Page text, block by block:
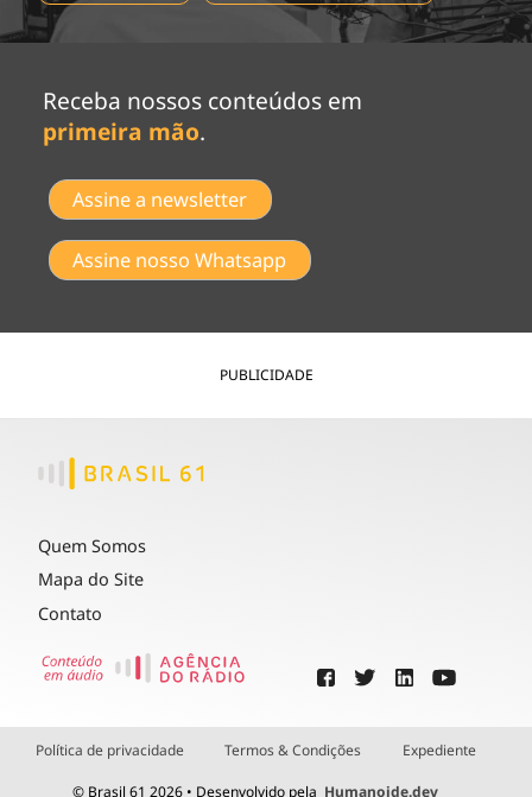
Receba nossos conteúdos em
primeira mão.
Assine a newsletter
Assine nosso Whatsapp
PUBLICIDADE
Quem Somos
Mapa do Site
Contato
Política de privacidade Termos & Condições Expediente
© Brasil 61 2026 • Desenvolvido pela Humanoide.dev